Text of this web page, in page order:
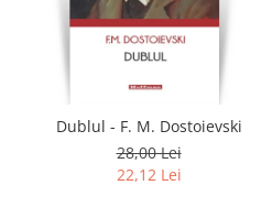
Dublul - F. M. Dostoievski
28,00 Lei
22,12 Lei